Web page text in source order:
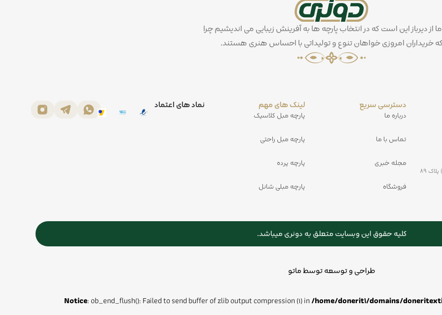
از دیرباز این است که در انتخاب پارچه ها به آفرینش زیبایی می اندیشیم چرا
که خریداران امروزی خواهان تنوع و تولیداتی با احساس هنری هستند.
کیلومتر ۵ جاده مشهد به کلات بعد از پمپ بنزین ولیعصر (خلق آباد) پلاک ۸۹
دسترسی سریع
درباره ما
تماس با ما
مجله خبری
فروشگاه
لینک های مهم
پارچه مبل کلاسیک
پارچه مبل راحتی
پارچه پرده
پارچه مبلی شانل
نماد های اعتماد
کلیه حقوق این وبسایت متعلق به دونری میباشد.
طراحی و توسعه توسط ماتو
Notice: ob_end_flush(): Failed to send buffer of zlib output compression (1) in /home/donerit1/domains/